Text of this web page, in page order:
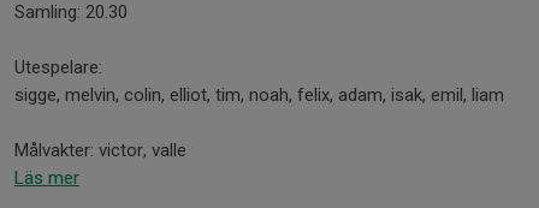
Samling: 20.30
Utespelare:
sigge, melvin, colin, elliot, tim, noah, felix, adam, isak, emil, liam
Målvakter: victor, valle
Läs mer